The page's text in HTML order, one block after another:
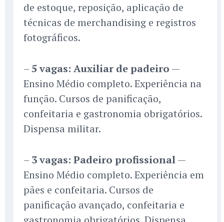
de estoque, reposição, aplicação de
técnicas de merchandising e registros
fotográficos.
–5 vagas: Auxiliar de padeiro —
Ensino Médio completo. Experiência na
função. Cursos de panificação,
confeitaria e gastronomia obrigatórios.
Dispensa militar.
– 3 vagas: Padeiro profissional—
Ensino Médio completo. Experiência em
pães e confeitaria. Cursos de
panificação avançado, confeitaria e